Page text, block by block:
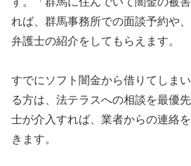
れば、群馬事務所での面談予約や
弁護士の紹介をしてもらえます。
すでにソフト闇金から借りてしま
る方は、法テラスへの相談を最優
士が介入すれば、業者からの連絡
きます。